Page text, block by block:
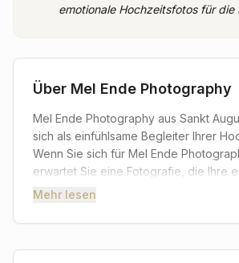
emotionale Hochzeitsfotos für die
Über Mel Ende Photography
Mel Ende Photography aus Sankt
sich als einfühlsame Begleiter Ihrer
Wenn Sie sich für Mel Ende
erwartet Sie eine Fotografie, die Ihre
Liebesgeschichte in authentischen und
Fotograf legt Mel Ende Wert darauf,
Mehr lesen